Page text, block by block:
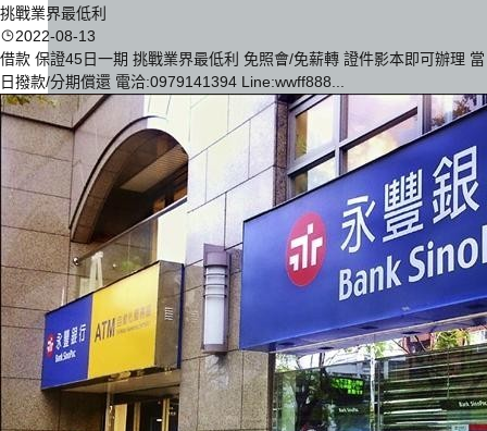
挑戰業界最低利
2022-08-13
借款 保證45日一期 挑戰業界最低利 免照會/免薪轉 證件影本即可辦理 當
日撥款/分期償還 電洽:0979141394 Line:wwff888...